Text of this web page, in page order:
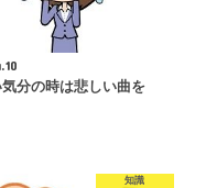
分の時は悲しい曲を
知識